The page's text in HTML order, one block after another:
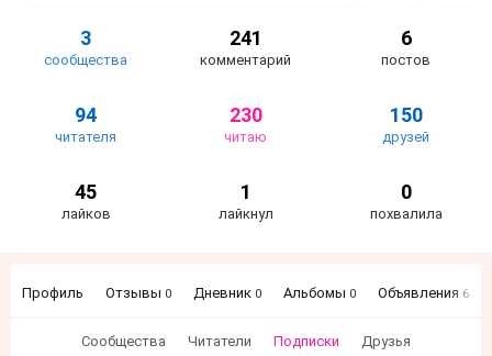
3
сообщества
241
комментарий
6
постов
94
читателя
230
читаю
150
друзей
45
лайков
1
лайкнул
0
похвалила
Профиль Отзывы 0 Дневник 0 Альбомы 0 Объявления 6
Сообщества Читатели Подписки Друзья